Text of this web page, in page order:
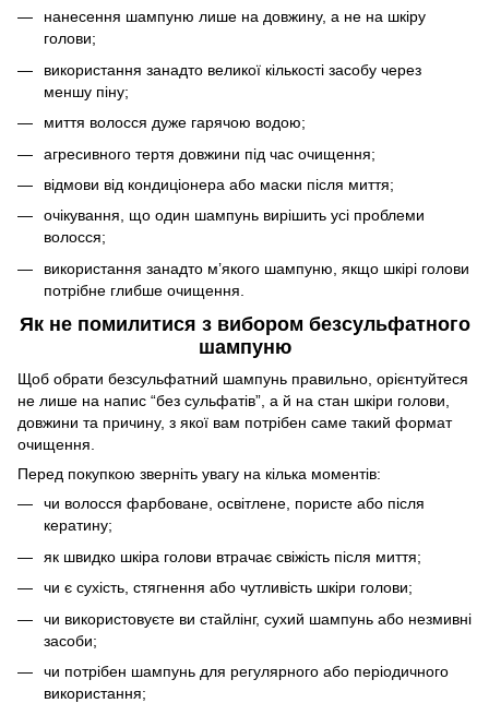
нанесення шампуню лише на довжину, а не на шкіру
голови;
використання занадто великої кількості засобу через
меншу піну;
миття волосся дуже гарячою водою;
агресивного тертя довжини під час очищення;
відмови від кондиціонера або маски після миття;
очікування, що один шампунь вирішить усі проблеми
волосся;
використання занадто м’якого шампуню, якщо шкірі голови
потрібне глибше очищення.
Як не помилитися з вибором безсульфатного
шампуню
Щоб обрати безсульфатний шампунь правильно, орієнтуйтеся
не лише на напис “без сульфатів”, а й на стан шкіри голови,
довжини та причину, з якої вам потрібен саме такий формат
очищення.
Перед покупкою зверніть увагу на кілька моментів:
чи волосся фарбоване, освітлене, пористе або після
кератину;
як швидко шкіра голови втрачає свіжість після миття;
чи є сухість, стягнення або чутливість шкіри голови;
чи використовуєте ви стайлінг, сухий шампунь або незмивні
засоби;
чи потрібен шампунь для регулярного або періодичного
використання;